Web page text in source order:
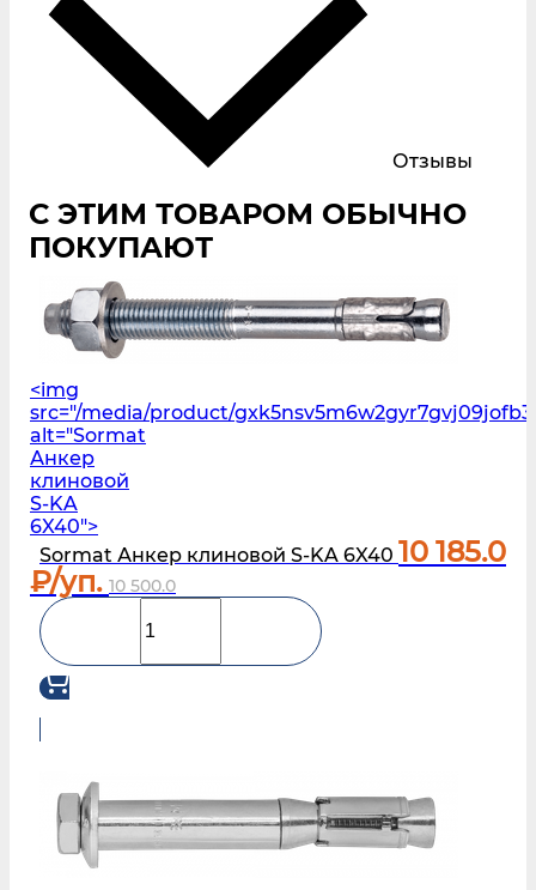
Отзывы
С ЭТИМ ТОВАРОМ ОБЫЧНО
ПОКУПАЮТ
<img
src="/media/product/
alt="Sormat
Анкер
клиновой
S-KA
6X40">
Sormat Анкер клиновой S-KA 6X40 10 185.0
₽/уп. 10 500.0